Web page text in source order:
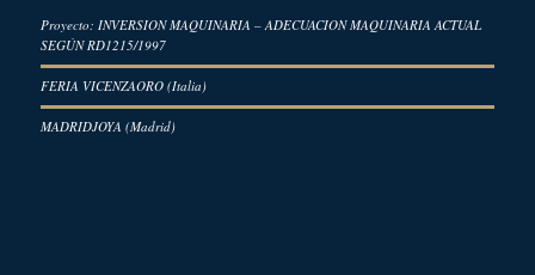
Proyecto: INVERSION MAQUINARIA – ADECUACION MAQUINARIA ACTUAL
SEGÚN RD1215/1997
FERIA VICENZAORO (Italia)
MADRIDJOYA (Madrid)